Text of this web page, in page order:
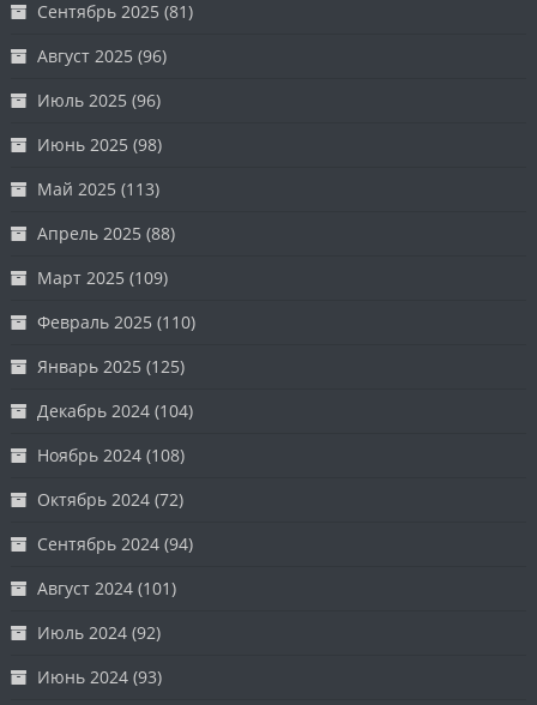
Сентябрь 2025 (81)
Август 2025 (96)
Июль 2025 (96)
Июнь 2025 (98)
Май 2025 (113)
Апрель 2025 (88)
Март 2025 (109)
Февраль 2025 (110)
Январь 2025 (125)
Декабрь 2024 (104)
Ноябрь 2024 (108)
Октябрь 2024 (72)
Сентябрь 2024 (94)
Август 2024 (101)
Июль 2024 (92)
Июнь 2024 (93)